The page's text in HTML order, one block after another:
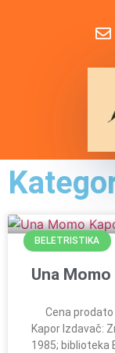
BELETRISTIKA
Una
Cena prodato
Kapor Izdavač:
1985; biblioteka